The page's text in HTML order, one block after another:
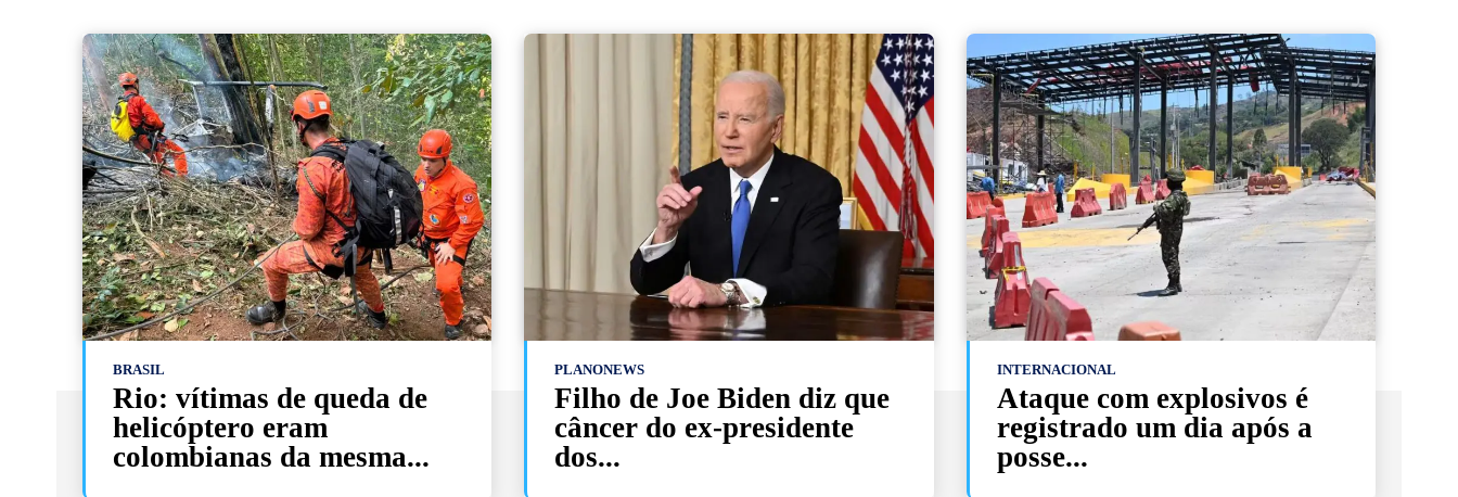
BRASIL
Rio: vítimas de queda de
helicóptero eram
colombianas da mesma...
PLANONEWS
Filho de Joe Biden diz que
câncer do ex-presidente
dos...
INTERNACIONAL
Ataque com explosivos é
registrado um dia após a
posse...